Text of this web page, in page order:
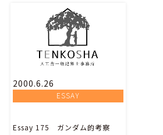
2000.6.26
ESSAY
Essay 175 ガンダム的考察